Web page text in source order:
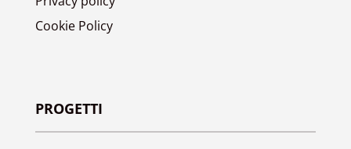
Cookie Policy
PROGETTI